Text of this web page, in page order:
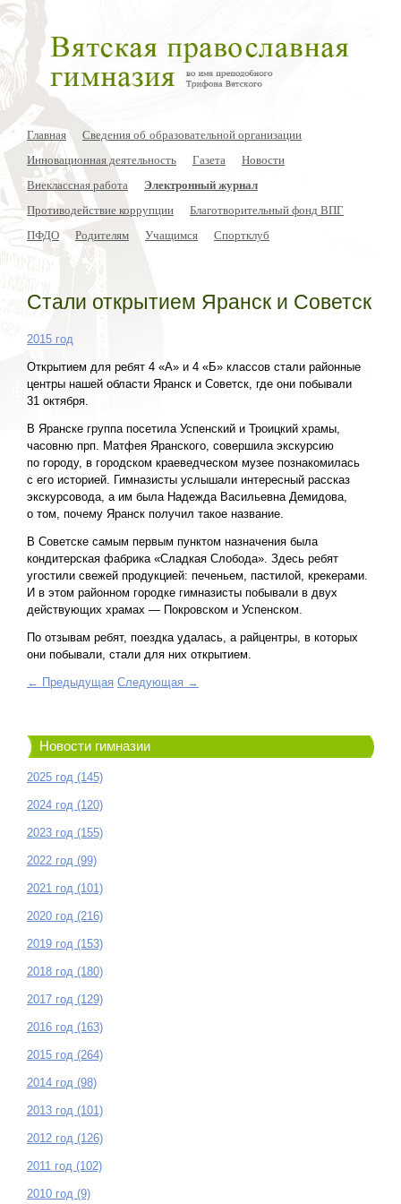
Главная
Сведения об образовательной организации
Инновационная деятельность
Газета
Новости
Внеклассная работа
Электронный журнал
Противодействие коррупции
Благотворительный фонд ВПГ
ПФДО
Родителям Учащимся Спортклуб
Стали открытием Яранск и Советск
2015 год
Открытием для ребят 4 «А» и 4 «Б» классов стали районные
центры нашей области Яранск и Советск, где они побывали
31 октября.
В Яранске группа посетила Успенский и Троицкий храмы,
часовню прп. Матфея Яранского, совершила экскурсию
по городу, в городском краеведческом музее познакомилась
с его историей. Гимназисты услышали интересный рассказ
экскурсовода, а им была Надежда Васильевна Демидова,
о том, почему Яранск получил такое название.
В Советске самым первым пунктом назначения была
кондитерская фабрика «Сладкая Слобода». Здесь ребят
угостили свежей продукцией: печеньем, пастилой, крекерами.
И в этом районном городке гимназисты побывали в двух
действующих храмах — Покровском и Успенском.
По отзывам ребят, поездка удалась, а райцентры, в которых
они побывали, стали для них открытием.
← Предыдущая Следующая →
Новости гимназии
2025 год (145)
2024 год (120)
2023 год (155)
2022 год (99)
2021 год (101)
2020 год (216)
2019 год (153)
2018 год (180)
2017 год (129)
2016 год (163)
2015 год (264)
2014 год (98)
2013 год (101)
2012 год (126)
2011 год (102)
2010 год (9)